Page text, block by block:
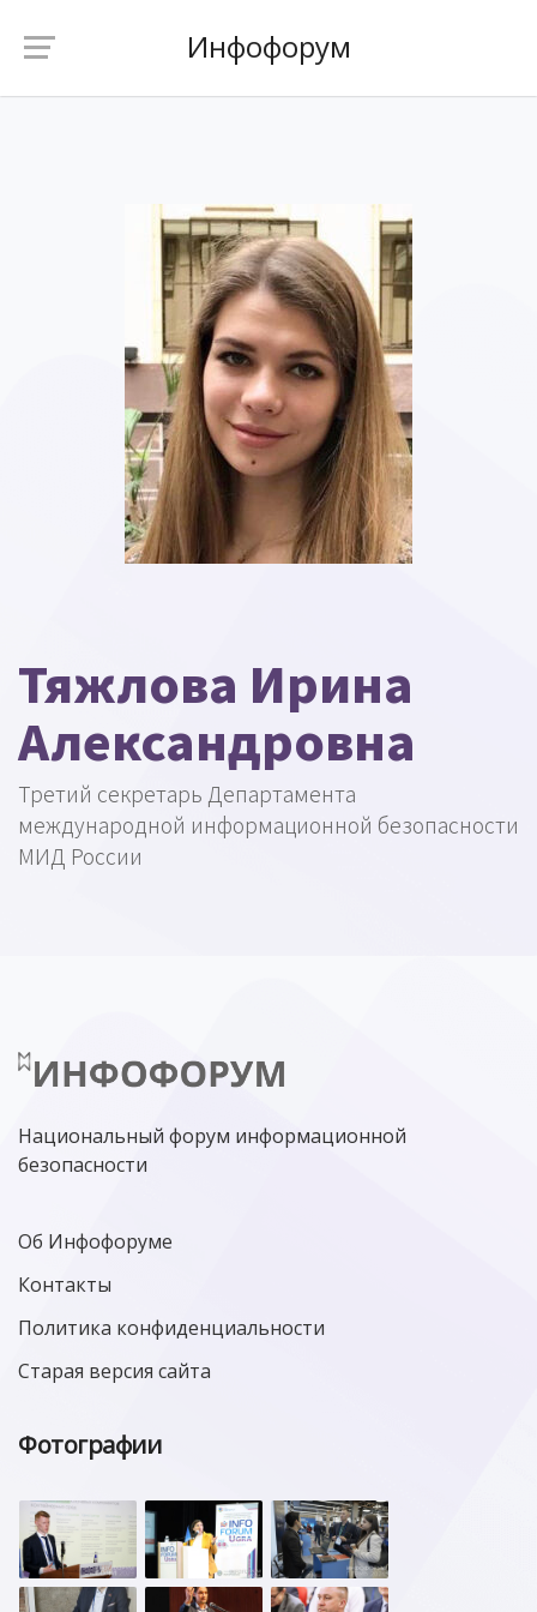
Инфофорум
Тяжлова Ирина
Александровна
Третий секретарь Департамента
международной информационной безопасности
МИД России
Национальный форум информационной
безопасности
Об Инфофоруме
Контакты
Политика конфиденциальности
Старая версия сайта
Фотографии